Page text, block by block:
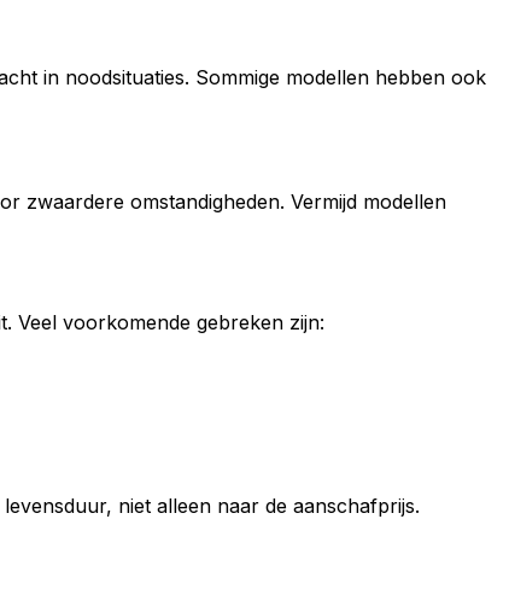
in noodsituaties. Sommige modellen hebben ook
zwaardere omstandigheden. Vermijd modellen
Veel voorkomende gebreken zijn:
niet alleen naar de aanschafprijs.